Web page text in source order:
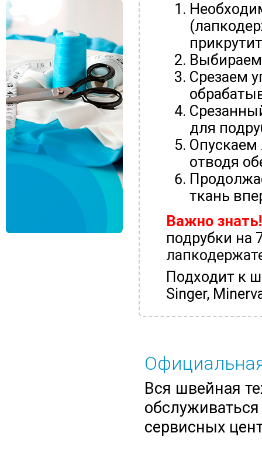
Срезаем
для
Опускаем
отводя
ткань
Важно знать!
подрубки на
Подходит к
Singer,
Вся швейная
сервисных